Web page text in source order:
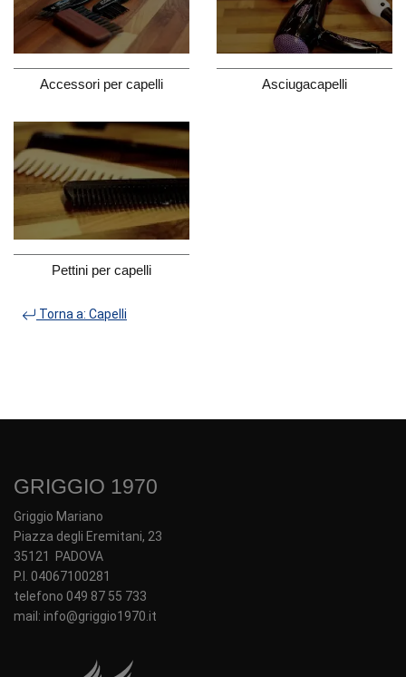
Accessori per capelli Asciugacapelli
Pettini per capelli
Torna a: Capelli
GRIGGIO 1970
Griggio Mariano
Piazza degli Eremitani, 23
35121 PADOVA
P.I. 04067100281
telefono 049 87 55 733
mail: info@griggio1970.it